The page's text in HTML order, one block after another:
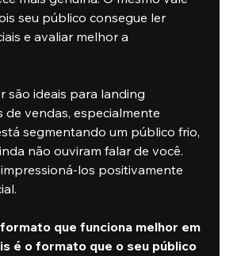
seu público consegue ler
e avaliar melhor a
são ideais para landing
de vendas, especialmente
segmentando um público frio,
não ouviram falar de você.
los positivamente
que funciona melhor em
é o formato que o seu público